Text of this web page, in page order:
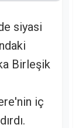
siyasi
Birleşik
iç